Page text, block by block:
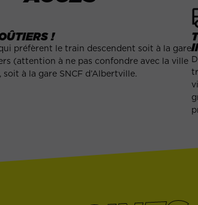
!
préfèrent le train descendent soit à la gare
(attention à ne pas confondre avec la ville
à la gare SNCF d’Albertville.